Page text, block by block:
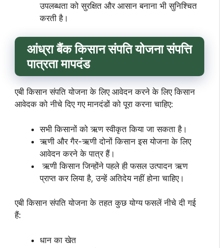
उपलब्धता को सुरक्षित और आसान बनाना भी सुनिश्चित
करती है।
आंध्रा बैंक किसान संपति योजना संपत्ति
पात्रता मापदंड
एबी किसान संपति योजना के लिए आवेदन करने के लिए किसान
आवेदक को नीचे दिए गए मानदंडों को पूरा करना चाहिए:
सभी किसानों को ऋण स्वीकृत किया जा सकता है।
ऋणी और गैर-ऋणी दोनों किसान इस योजना के लिए
आवेदन करने के पात्र हैं।
ऋणी किसान जिन्होंने पहले ही फसल उत्पादन ऋण
प्राप्त कर लिया है, उन्हें अतिदेय नहीं होना चाहिए।
एबी किसान संपति योजना के तहत कुछ योग्य फसलें नीचे दी गई
हैं:
धान का खेत